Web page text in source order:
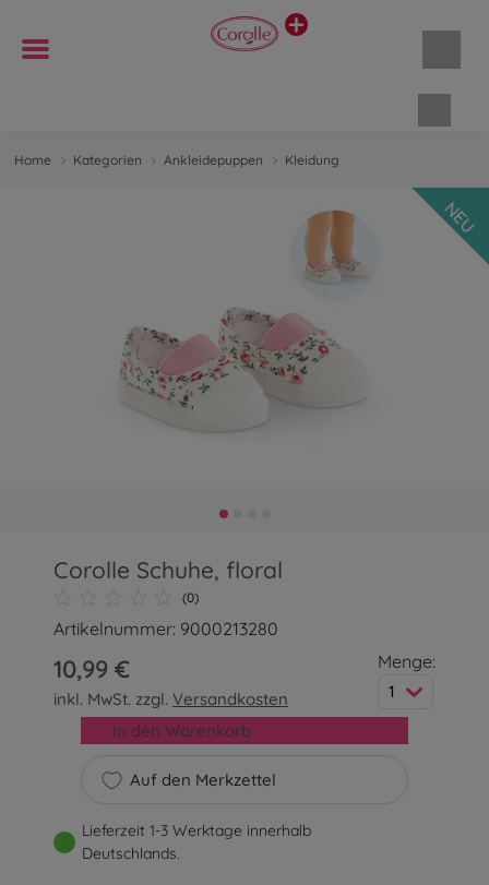
Home Kategorien Ankleidepuppen Kleidung
NEU
Corolle Schuhe, floral
(0)
Artikelnummer: 9000213280
10,99 €
inkl. MwSt. zzgl.Versandkosten
Menge:
1
Auf den Merkzettel
In den Warenkorb
Lieferzeit 1-3 Werktage innerhalb
Deutschlands.